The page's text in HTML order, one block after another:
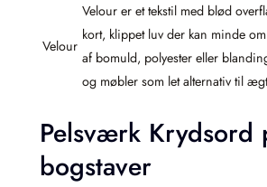
Velour
Velour er et tekstil med blød
kort, klippet luv der kan minde
af bomuld, polyester eller
og møbler som let alternativ til
Pelsværk Krydsord
bogstaver